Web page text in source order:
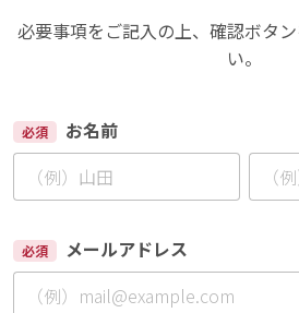
必要事項をご記入の上、確認ボタ
い。
必須 お名前
必須 メールアドレス